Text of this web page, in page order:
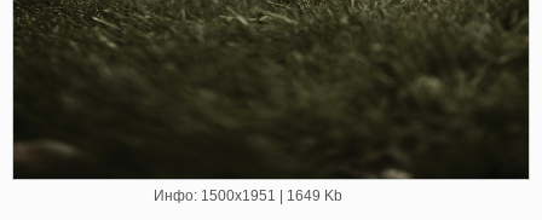
Инфо: 1500х1951 | 1649 Kb